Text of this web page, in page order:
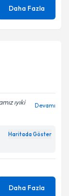
Daha Fazla
ıyıki
Devamı
Haritada Göster
Daha Fazla